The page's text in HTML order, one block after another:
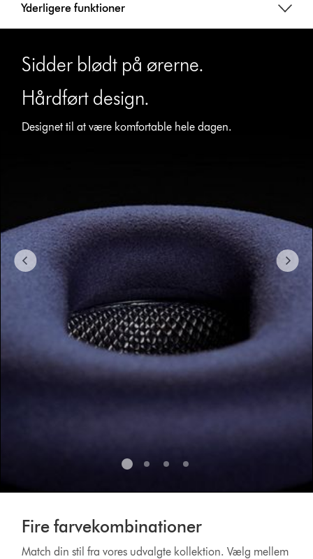
Yderligere funktioner
Sidder blødt på ørerne.
Hårdført design.
Designet til at være komfortable hele dagen.
Fire farvekombinationer
Match din stil fra vores udvalgte kollektion. Vælg mellem